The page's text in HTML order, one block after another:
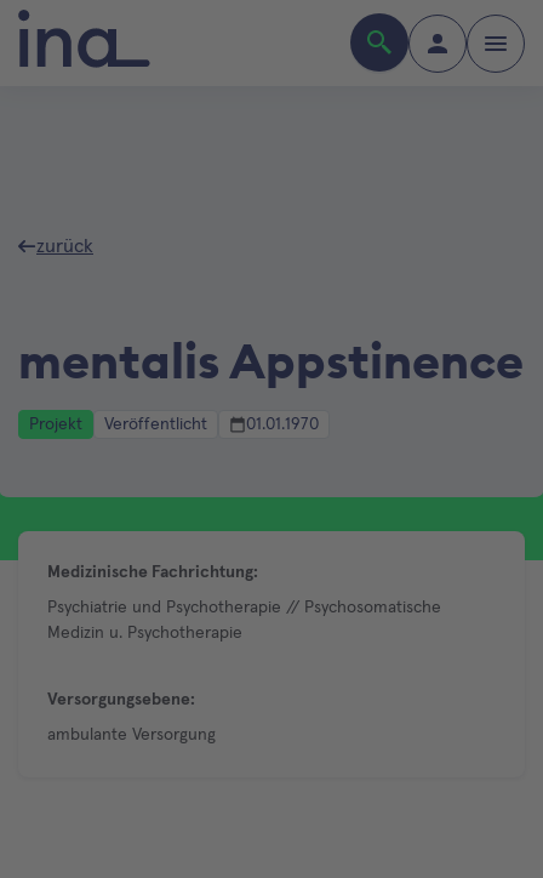
zurück
mentalis Appstinence
Projekt Veröffentlicht 01.01.1970
Medizinische Fachrichtung:
Psychiatrie und Psychotherapie // Psychosomatische
Medizin u. Psychotherapie
Versorgungsebene:
ambulante Versorgung